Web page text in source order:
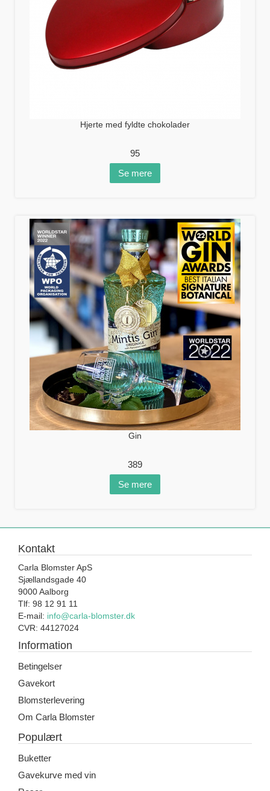
Hjerte med fyldte chokolader
95
Se mere
Gin
389
Se mere
Kontakt
Carla Blomster ApS
Sjællandsgade 40
9000 Aalborg
Tlf: 98 12 91 11
E-mail: info@carla-blomster.dk
CVR: 44127024
Information
Betingelser
Gavekort
Blomsterlevering
Om Carla Blomster
Populært
Buketter
Gavekurve med vin